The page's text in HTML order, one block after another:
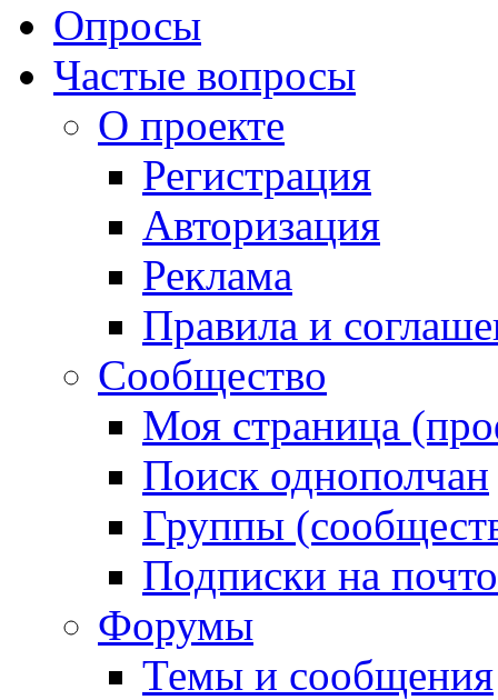
Опросы
Частые вопросы
О проекте
Регистрация
Авторизация
Реклама
Правила и
Сообщество
Моя страница
Поиск однополчан
Группы
Подписки на
Форумы
Темы и сообщения